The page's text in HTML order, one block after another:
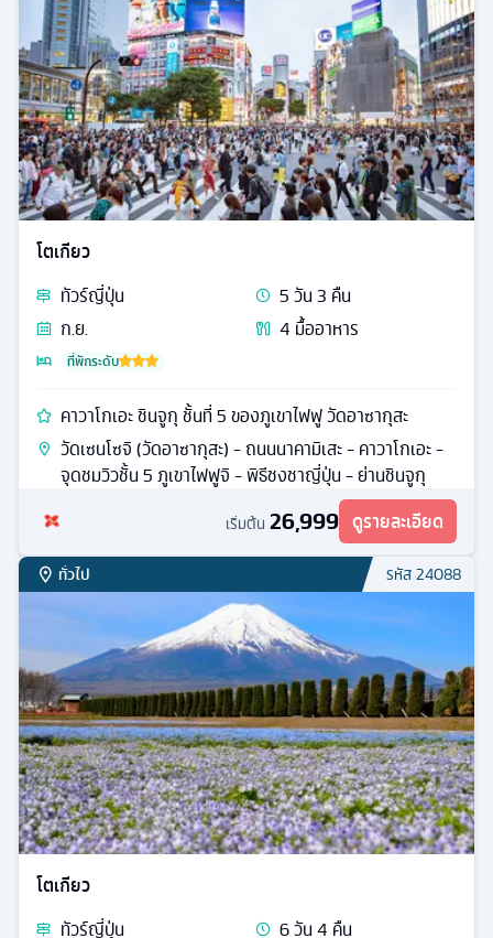
โตเกียว
ทัวร์ญี่ปุ่น 5วัน3 คืน
ก.ย.
4 มื้ออาหาร
ที่พักระดับ
คาวาโกเอะ ชินจูกุ ชั้นที่ 5 ของภูเขาไฟฟู วัดอาซากุสะ
วัดเซนโซจิ (วัดอาซากุสะ) - ถนนนาคามิเสะ - คาวาโกเอะ -
จุดชมวิวชั้น 5 ภูเขาไฟฟูจิ - พิธีชงชาญี่ปุ่น - ย่านชินจูกุ
เริ่มต้น 26,999 ดูรายละเอียด
ทั่วไป รหัส24088
โตเกียว
ทัวร์ญี่ปุ่น 6วัน4 คืน